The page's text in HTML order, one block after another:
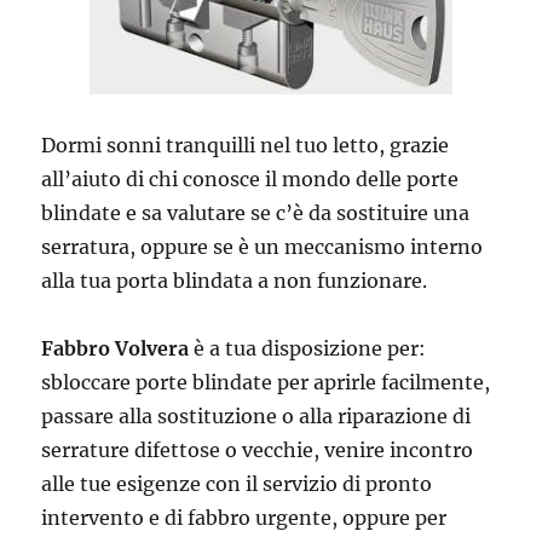
Dormi sonni tranquilli nel tuo letto, grazie
all’aiuto di chi conosce il mondo delle porte
blindate e sa valutare se c’è da sostituire una
serratura, oppure se è un meccanismo interno
alla tua porta blindata a non funzionare.
Fabbro Volvera è a tua disposizione per:
sbloccare porte blindate per aprirle facilmente,
passare alla sostituzione o alla riparazione di
serrature difettose o vecchie, venire incontro
alle tue esigenze con il servizio di pronto
intervento e di fabbro urgente, oppure per